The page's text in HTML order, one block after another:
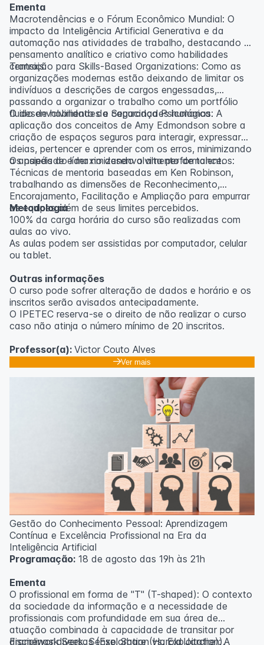
Ementa
Macrotendências e o Fórum Econômico Mundial: O
impacto da Inteligência Artificial Generativa e da
automação nas atividades de trabalho, destacando o
pensamento analítico e criativo como habilidades
centrais.
Transição para Skills-Based Organizations: Como as
organizações modernas estão deixando de limitar os
indivíduos a descrições de cargos engessadas,
passando a organizar o trabalho como um portfólio
fluido de habilidades e capacidades humanas.
O desenvolvimento da Segurança Psicológica: A
aplicação dos conceitos de Amy Edmondson sobre a
criação de espaços seguros para interagir, expressar
ideias, pertencer e aprender com os erros, minimizando
a ansiedade e maximizando a alta performance.
Os papéis do líder no desenvolvimento de talentos:
Técnicas de mentoria baseadas em Ken Robinson,
trabalhando as dimensões de Reconhecimento,
Encorajamento, Facilitação e Ampliação para empurrar
as equipes além de seus limites percebidos.
Metodologia
100% da carga horária do curso são realizadas com
aulas ao vivo.
As aulas podem ser assistidas por computador, celular
ou tablet.
Outras informações
O curso pode sofrer alteração de dados e horário e os
inscritos serão avisados ​​antecipadamente.
O IPETEC reserva-se o direito de não realizar o curso
caso não atinja o número mínimo de 20 inscritos.
Professor(a): Victor Couto Alves
Ver mais
Gestão do Conhecimento Pessoal: Aprendizagem
Contínua e Excelência Profissional na Era da
Inteligência Artificial
Programação: 18 de agosto das 19h às 21h
Ementa
O profissional em forma de "T" (T-shaped): O contexto
da sociedade da informação e a necessidade de
profissionais com profundidade em sua área de
atuação combinada à capacidade de transitar por
disciplinas diversas (Exploration vs. Exploitation).
Framework Seek, Sense, Share (Harold Jarche): A